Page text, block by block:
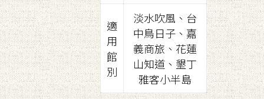
適
用
館
別
淡水吹風、台
中鳥日子、嘉
義商旅、花蓮
山知道、墾丁
雅客小半島